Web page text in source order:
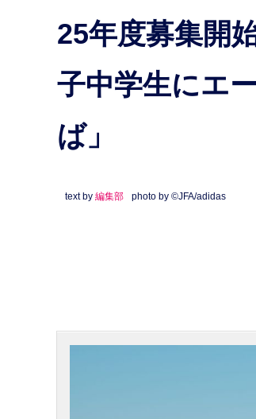
25年度募集開
子中学生にエ
ば」
text by 編集部 photo by ©JFA/adidas